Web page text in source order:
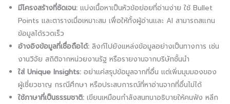
มีโครงสร้างที่ชัดเจน: แบ่งเนื้อหาเป็นหัวข้อย่อยที่อ่านง่าย ใช้ Bullet
Points และตารางเมื่อเหมาะสม เพื่อให้ทั้งผู้อ่านและ AI สามารถสแกน
ข้อมูลได้รวดเร็ว
อ้างอิงข้อมูลที่เชื่อถือได้: ลิงก์ไปยังแหล่งข้อมูลอย่างเป็นทางการ เช่น
งานวิจัย สถิติจากหน่วยงานรัฐ หรือรายงานจากบริษัทชั้นนำ
ใส่ Unique Insights: อย่าแค่สรุปข้อมูลจากที่อื่น แต่เพิ่มมุมมองของ
ผู้เชี่ยวชาญ กรณีศึกษา หรือประสบการณ์ที่หาอ่านจากที่อื่นไม่ได้
ใช้ภาษาที่เป็นธรรมชาติ: เขียนเหมือนกำลังสนทนาอธิบายให้คนฟัง หลีก